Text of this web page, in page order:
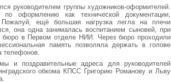
руководителем группы художников-оформителей.
оформлению как технической документации,
Пожалуй, ещё большая нагрузка легла на плечи
она одна занималась воспитанием сыновей, при
в Первом отделе НИИ. Через бюро проходили
память позволяла держать в голове
телефонов.
и поздравительные адреса для руководителей
обкома КПСС Григорию Романову и Льву